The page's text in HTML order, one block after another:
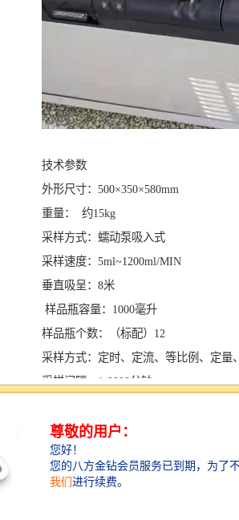
技术参数
外形尺寸：500×350×580mm
重量： 约15kg
采样方式：蠕动泵吸入式
采样速度：5ml~1200ml/MIN
垂直吸呈：8米
样品瓶容量：1000毫升
样品瓶个数：（标配）12
采样方式：定时、定流、等比例、定量
采样间隔：1-9999分钟
采样精度：≤±5%
等比例采样误差：±5%
液晶显示：128×64点阵、中文、带背光